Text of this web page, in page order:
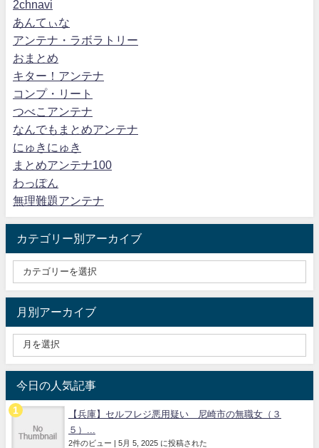
2chnavi
あんてぃな
アンテナ・ラボラトリー
おまとめ
キター！アンテナ
コンプ・リート
つべこアンテナ
なんでもまとめアンテナ
にゅきにゅき
まとめアンテナ100
わっぽん
無理難題アンテナ
カテゴリー別アーカイブ
月別アーカイブ
今日の人気記事
【兵庫】セルフレジ悪用疑い 尼崎市の無職女（３
５）...
2件のビュー | 5月 5, 2025 に投稿された